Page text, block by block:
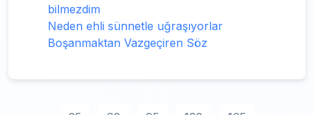
bilmezdim
Neden ehli sünnetle uğraşıyorlar
Boşanmaktan Vazgeçiren Söz